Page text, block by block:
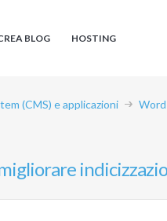
BLOG HOSTING
(CMS) e applicazioni